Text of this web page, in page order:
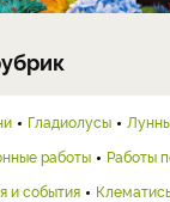
Гладиолусы
работы
Работы
и события